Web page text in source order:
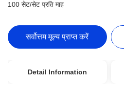
100 सेट/सेट प्रति माह
सर्वोत्तम मूल्य प्राप्त करें
Detail Information